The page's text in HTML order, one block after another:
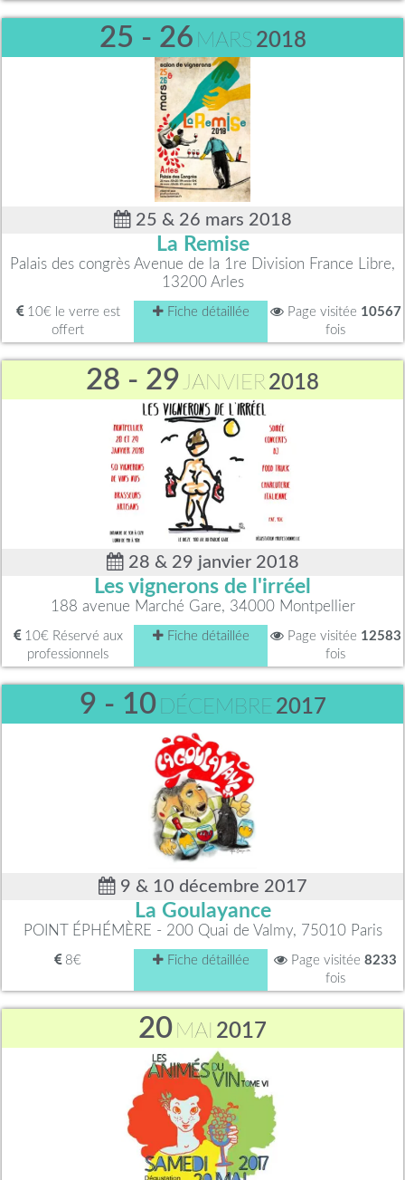
25 - 26 MARS 2018
25 & 26 mars 2018
La Remise
Palais des congrès Avenue de la 1re Division France Libre,
13200 Arles
10€ le verre est
offert
Fiche détaillée Page visitée 10567
fois
28 - 29JANVIER2018
28 & 29 janvier 2018
Les vignerons de l'irréel
188 avenue Marché Gare, 34000 Montpellier
10€ Réservé aux
professionnels
Fiche détaillée Page visitée 12583
fois
9 - 10 DÉCEMBRE 2017
9 & 10 décembre 2017
La Goulayance
POINT ÉPHÉMÈRE - 200 Quai de Valmy, 75010 Paris
8€ Fiche détaillée Page visitée 8233
fois
20 MAI 2017